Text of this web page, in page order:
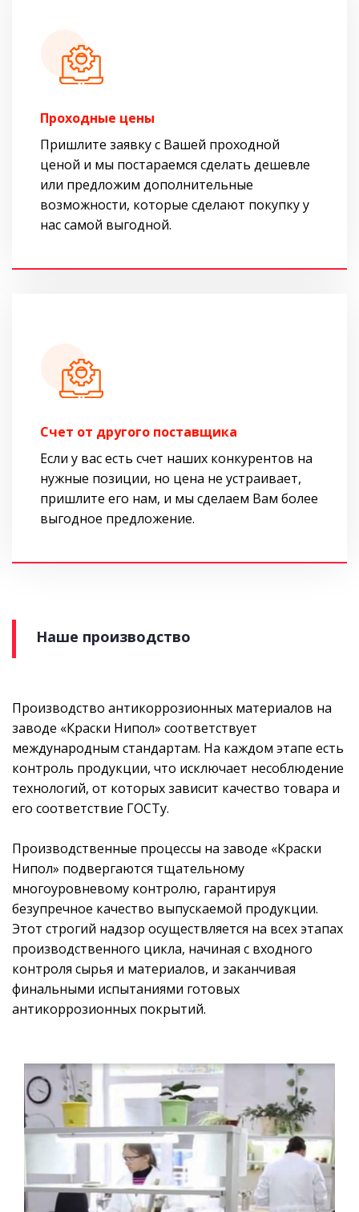
Проходные цены
Пришлите заявку с Вашей проходной
ценой и мы постараемся сделать дешевле
или предложим дополнительные
возможности, которые сделают покупку у
нас самой выгодной.
Cчет от другого поставщика
Если у вас есть счет наших конкурентов на
нужные позиции, но цена не устраивает,
пришлите его нам, и мы сделаем Вам более
выгодное предложение.
Наше производство
Производство антикоррозионных материалов на
заводе «Краски Нипол» соответствует
международным стандартам. На каждом этапе есть
контроль продукции, что исключает несоблюдение
технологий, от которых зависит качество товара и
его соответствие ГОСТу.
Производственные процессы на заводе «Краски
Нипол» подвергаются тщательному
многоуровневому контролю, гарантируя
безупречное качество выпускаемой продукции.
Этот строгий надзор осуществляется на всех этапах
производственного цикла, начиная с входного
контроля сырья и материалов, и заканчивая
финальными испытаниями готовых
антикоррозионных покрытий.